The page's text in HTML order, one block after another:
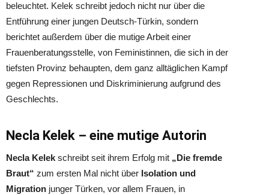
beleuchtet. Kelek schreibt jedoch nicht nur über die
Entführung einer jungen Deutsch-Türkin, sondern
berichtet außerdem über die mutige Arbeit einer
Frauenberatungsstelle, von Feministinnen, die sich in der
tiefsten Provinz behaupten, dem ganz alltäglichen Kampf
gegen Repressionen und Diskriminierung aufgrund des
Geschlechts.
Necla Kelek – eine mutige Autorin
Necla Kelek schreibt seit ihrem Erfolg mit „Die fremde
Braut“ zum ersten Mal nicht über Isolation und
Migration junger Türken, vor allem Frauen, in